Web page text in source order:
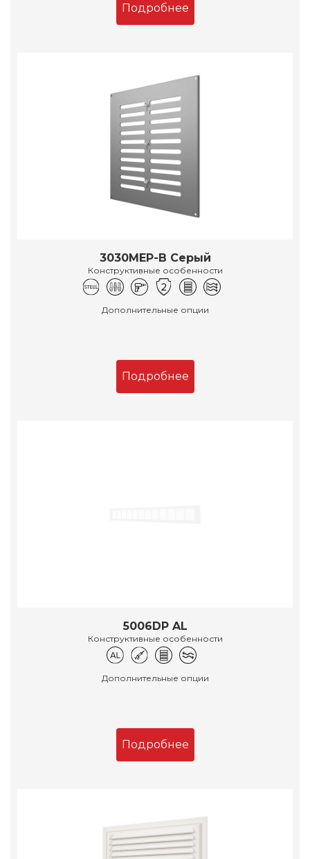
Подробнее
3030МЕР-В Серый
Конструктивные особенности
Дополнительные опции
Подробнее
5006DP AL
Конструктивные особенности
Дополнительные опции
Подробнее